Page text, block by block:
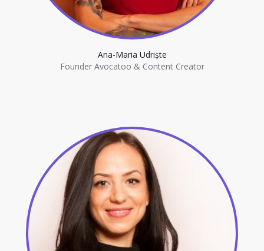
Ana-Maria Udriște
Founder Avocatoo & Content Creator